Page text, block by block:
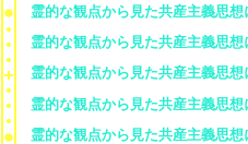
霊的な観点から見た共産主義思
霊的な観点から見た共産主義思
霊的な観点から見た共産主義思
霊的な観点から見た共産主義思
霊的な観点から見た共産主義思